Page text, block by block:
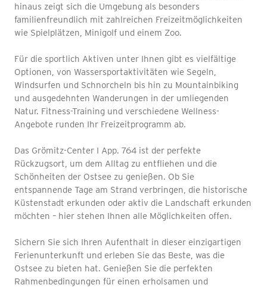
hinaus zeigt sich die Umgebung als besonders
familienfreundlich mit zahlreichen Freizeitmöglichkeiten
wie Spielplätzen, Minigolf und einem Zoo.
Für die sportlich Aktiven unter Ihnen gibt es vielfältige
Optionen, von Wassersportaktivitäten wie Segeln,
Windsurfen und Schnorcheln bis hin zu Mountainbiking
und ausgedehnten Wanderungen in der umliegenden
Natur. Fitness-Training und verschiedene Wellness-
Angebote runden Ihr Freizeitprogramm ab.
Das Grömitz-Center I App. 764 ist der perfekte
Rückzugsort, um dem Alltag zu entfliehen und die
Schönheiten der Ostsee zu genießen. Ob Sie
entspannende Tage am Strand verbringen, die historische
Küstenstadt erkunden oder aktiv die Landschaft erkunden
möchten – hier stehen Ihnen alle Möglichkeiten offen.
Sichern Sie sich Ihren Aufenthalt in dieser einzigartigen
Ferienunterkunft und erleben Sie das Beste, was die
Ostsee zu bieten hat. Genießen Sie die perfekten
Rahmenbedingungen für einen erholsamen und